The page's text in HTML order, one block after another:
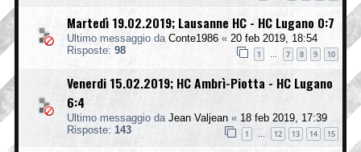
Martedì 19.02.2019; Lausanne HC - HC Lugano 0:7
Ultimo messaggio da Conte1986 « 20 feb 2019, 18:54
Risposte: 98 1 … 7 8 9 10
Venerdi 15.02.2019; HC Ambrì-Piotta - HC Lugano
6:4
Ultimo messaggio da Jean Valjean « 18 feb 2019, 17:39
Risposte: 143 1 … 12 13 14 15